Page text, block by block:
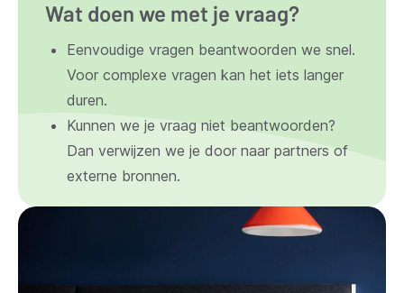
Wat doen we met je vraag?
Eenvoudige vragen beantwoorden we snel.
Voor complexe vragen kan het iets langer
duren.
Kunnen we je vraag niet beantwoorden?
Dan verwijzen we je door naar partners of
externe bronnen.